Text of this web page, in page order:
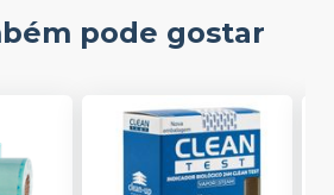
pode gostar